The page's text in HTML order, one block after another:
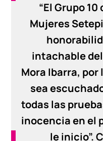
“El Grupo
Mujeres
intachable
Mora Ibarra,
sea
todas las
inocencia en el
le inicio”.